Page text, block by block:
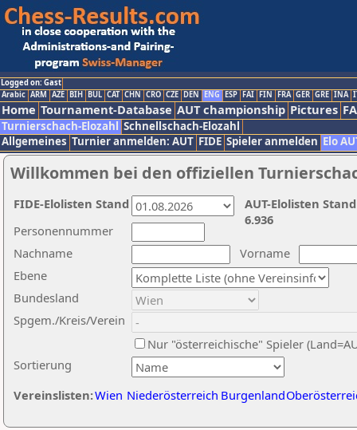
Logged on: Gast
Arabic ARM AZE BIH BUL CAT CHN CRO CZE DEN ENG ESP FAI FIN FRA GER GRE INA
Home Tournament-Database AUT championship Pictures
Turnierschach-Elozahl Schnellschach-Elozahl
Allgemeines Turnier anmelden: AUT FIDE Spieler anmelden Elo
Willkommen bei den offiziellen
Nachname
Vorname
Ebene
Sortierung
Personennummer
Bundesland
Spgem./Kreis/Verein
Nur "österreichische" Spieler
Vereinslisten:Wien Niederösterreich Burgenland
AUT-Elolisten
6.936
FIDE-Elolisten Stand